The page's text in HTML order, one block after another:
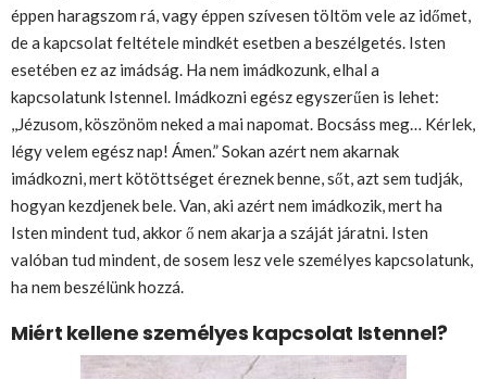
éppen haragszom rá, vagy éppen szívesen töltöm vele az időmet,
de a kapcsolat feltétele mindkét esetben a beszélgetés. Isten
esetében ez az imádság. Ha nem imádkozunk, elhal a
kapcsolatunk Istennel. Imádkozni egész egyszerűen is lehet:
,,Jézusom, köszönöm neked a mai napomat. Bocsáss meg… Kérlek,
légy velem egész nap! Ámen.” Sokan azért nem akarnak
imádkozni, mert kötöttséget éreznek benne, sőt, azt sem tudják,
hogyan kezdjenek bele. Van, aki azért nem imádkozik, mert ha
Isten mindent tud, akkor ő nem akarja a száját járatni. Isten
valóban tud mindent, de sosem lesz vele személyes kapcsolatunk,
ha nem beszélünk hozzá.
Miért kellene személyes kapcsolat Istennel?